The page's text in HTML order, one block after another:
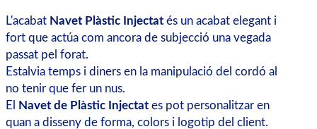
L'acabat Navet Plàstic Injectatés un acabat elegant i
fort que actúa com ancora de subjecció una vegada
passat pel forat.
Estalvia temps i diners en la manipulació del cordó al
no tenir que fer un nus.
El
Navet de Plàstic Injectates pot personalitzar en
quan a disseny de forma, colors i logotip del client.